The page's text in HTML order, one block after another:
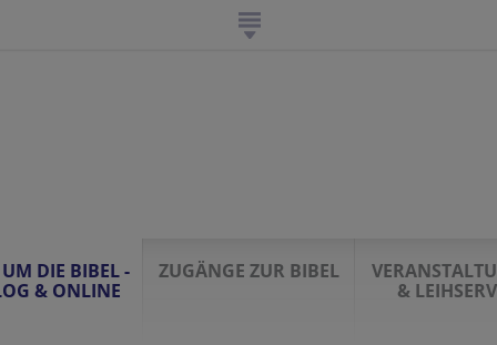
DIE BIBEL -
& ONLINE
ZUGÄNGE ZUR BIBEL
&